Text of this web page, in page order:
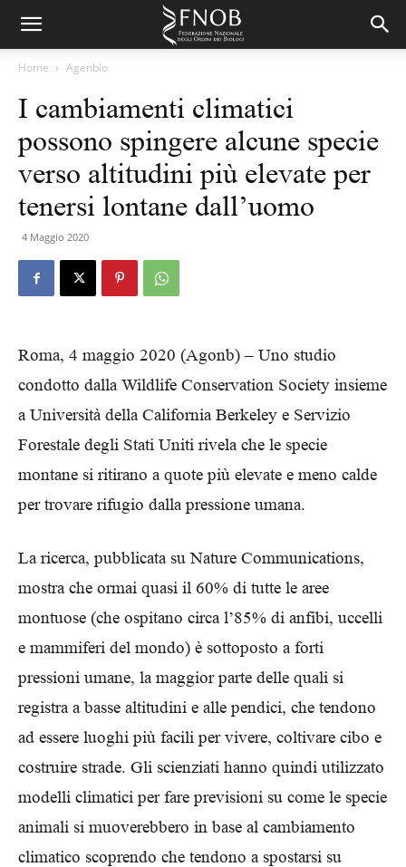
Home Agenbio
I cambiamenti climatici
possono spingere alcune specie
verso altitudini più elevate per
tenersi lontane dall’uomo
4 Maggio 2020
Roma, 4 maggio 2020 (Agonb) – Uno studio
condotto dalla Wildlife Conservation Society insieme
a Università della California Berkeley e Servizio
Forestale degli Stati Uniti rivela che le specie
montane si ritirano a quote più elevate e meno calde
per trovare rifugio dalla pressione umana.
La ricerca, pubblicata su Nature Communications,
mostra che ormai quasi il 60% di tutte le aree
montuose (che ospitano circa l’85% di anfibi, uccelli
e mammiferi del mondo) è sottoposto a forti
pressioni umane, la maggior parte delle quali si
registra a basse altitudini e alle pendici, che tendono
ad essere luoghi più facili per vivere, coltivare cibo e
costruire strade. Gli scienziati hanno quindi utilizzato
modelli climatici per fare previsioni su come le specie
animali si muoverebbero in base al cambiamento
climatico scoprendo che tendono a spostarsi su